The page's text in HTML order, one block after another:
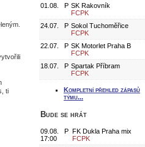
ti
01.08. P SK Rakovník
FCPK
24.07.
P Sokol Tuchoměřice
FCPK
22.07.
P SK Motorlet Praha B
FCPK
18.07.
P Spartak Příbram
FCPK
Kompletní přehled zápasů
týmu...
Bude se hrát
09.08.
17:00
P FK Dukla Praha mix
FCPK